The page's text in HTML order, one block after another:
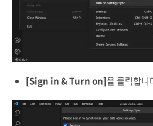
[Sign in & Turn on]을 클릭합니